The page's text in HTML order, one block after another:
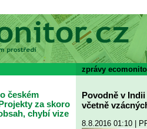
zprávy
českém
za skoro
chybí vize
Povodně v
včetně
8.8.2016 01:10 |